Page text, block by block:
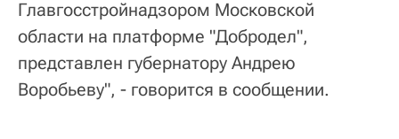
Главгосстройнадзором Московской
области на платформе "Добродел",
представлен губернатору Андрею
Воробьеву", - говорится в сообщении.